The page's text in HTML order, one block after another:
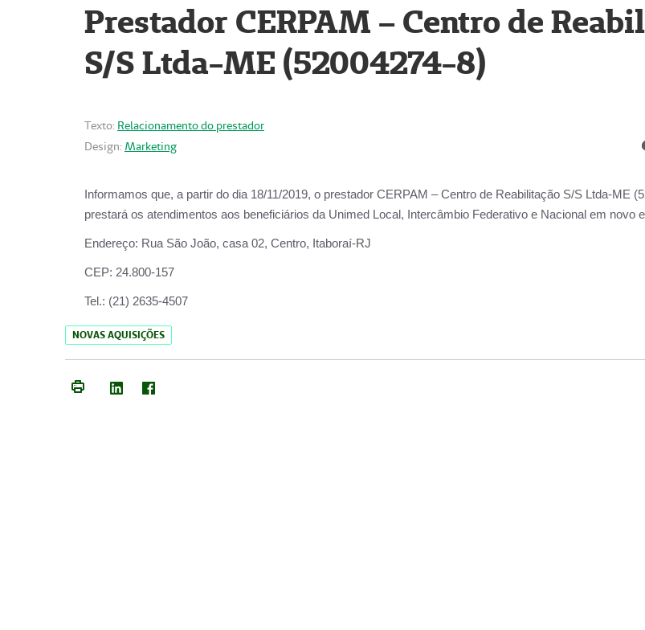
Prestador CERPAM – Centro de
S/S Ltda-ME (52004274-8)
Texto: Relacionamento do prestador
Design: Marketing
Informamos que, a partir do dia 18/11/2019, o prestador CERPAM – Centro de Reabilitação S/S Ltda-ME
prestará os atendimentos aos beneficiários da Unimed Local, Intercâmbio Federativo e Nacional em novo
Endereço: Rua São João, casa 02, Centro, Itaboraí-RJ
CEP: 24.800-157
Tel.: (21) 2635-4507
NOVAS AQUISIÇÕES